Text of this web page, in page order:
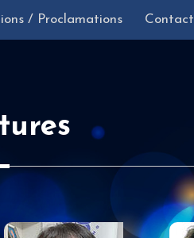
/ Proclamations Contact